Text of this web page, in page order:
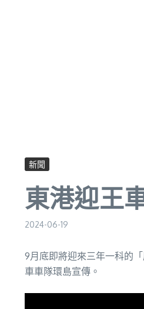
新聞
東港迎王
2024-06-19
9月底即將迎來三年一科的
車車隊環島宣傳。